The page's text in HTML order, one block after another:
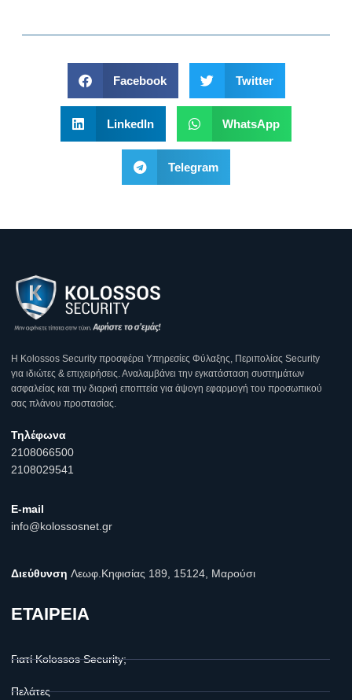
Facebook Twitter
LinkedIn WhatsApp
Telegram
Η Κοlossos Security προσφέρει Υπηρεσίες Φύλαξης, Περιπολίας Security
για ιδιώτες & επιχειρήσεις. Αναλαμβάνει την εγκατάσταση συστημάτων
ασφαλείας και την διαρκή εποπτεία για άψογη εφαρμογή του προσωπικού
σας πλάνου προστασίας.
Τηλέφωνα
2108066500
2108029541
E-mail
info@kolossosnet.gr
Διεύθυνση Λεωφ.Κηφισίας 189, 15124, Μαρούσι
ΕΤΑΙΡΕΙΑ
Γιατί Kolossos Security;
Πελάτες